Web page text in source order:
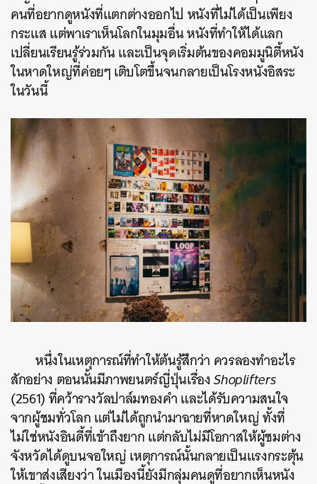
คนที่อยากดูหนังที่แตกต่างออกไป หนังที่ไม่ได้เป็นเพียง
กระแส แต่พาเราเห็นโลกในมุมอื่น หนังที่ทำให้ได้แลก
เปลี่ยนเรียนรู้ร่วมกัน และเป็นจุดเริ่มต้นของคอมมูนิตี้หนัง
ในหาดใหญ่ที่ค่อยๆ เติบโตขึ้นจนกลายเป็นโรงหนังอิสระ
ในวันนี้
หนึ่งในเหตุการณ์ที่ทำให้ต้นรู้สึกว่า ควรลองทำอะไร
สักอย่าง ตอนนั้นมีภาพยนตร์ญี่ปุ่นเรื่องShoplifters
(2561)ที่คว้ารางวัลปาล์มทองคำ และได้รับความสนใจ
จากผู้ชมทั่วโลก แต่ไม่ได้ถูกนำมาฉายที่หาดใหญ่ ทั้งที่
ไม่ใช่หนังอินดี้ที่เข้าถึงยาก แต่กลับไม่มีโอกาสให้ผู้ชมต่าง
จังหวัดได้ดูบนจอใหญ่ เหตุการณ์นั้นกลายเป็นแรงกระตุ้น
ให้เขาส่งเสียงว่า ในเมืองนี้ยังมีกลุ่มคนดูที่อยากเห็นหนัง